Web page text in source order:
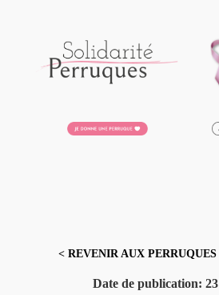
contenu
< REVENIR AUX PERRUQUES
Date de publication: 23